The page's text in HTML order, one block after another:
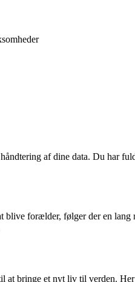
af dine data. Du har
forælder, følger der en
bringe et nyt liv til verden.